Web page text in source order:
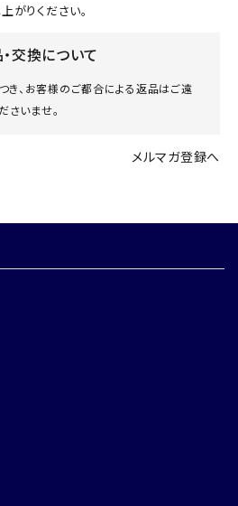
がりください。
交換について
き、お客様のご都合による返品はご遠
さいませ。
メルマガ登録へ